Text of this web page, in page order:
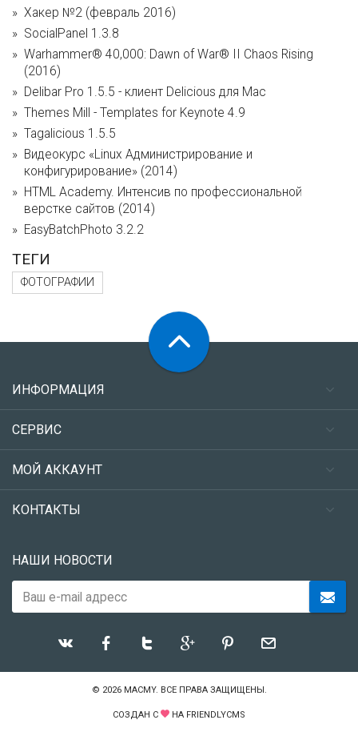
Хакер №2 (февраль 2016)
SocialPanel 1.3.8
Warhammer® 40,000: Dawn of War® II Chaos Rising
(2016)
Delibar Pro 1.5.5 - клиент Delicious для Mac
Themes Mill - Templates for Keynote 4.9
Tagalicious 1.5.5
Видеокурс «Linux Администрирование и
конфигурирование» (2014)
HTML Academy. Интенсив по профессиональной
верстке сайтов (2014)
EasyBatchPhoto 3.2.2
ТЕГИ
ФОТОГРАФИИ
ИНФОРМАЦИЯ
СЕРВИС
МОЙ АККАУНТ
КОНТАКТЫ
НАШИ НОВОСТИ
© 2026 MACMY. ВСЕ ПРАВА ЗАЩИЩЕНЫ.
СОЗДАН С НА FRIENDLYCMS